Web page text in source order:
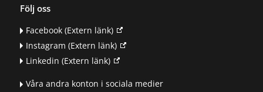
Följ oss
Facebook(Extern länk)
Instagram (Extern länk)
Linkedin (Extern länk)
Våra andra konton i sociala medier